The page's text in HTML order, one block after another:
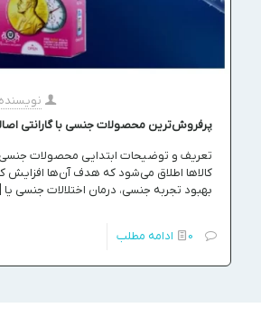
نویسنده
پرفروش‌ترین محصولات جنسی با گارانتی
تعریف و توضیحات ابتدایی محصولات جنسی
کالاها اطلاق می‌شود که هدف آن‌ها افزایش
بهبود تجربه جنسی، درمان اختلالات جنسی یا
0 ادامه مطلب